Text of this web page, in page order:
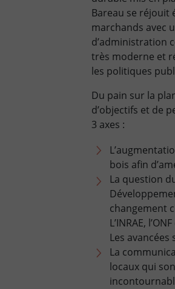
Bareau se réjouit
marchands avec
d’administration
très moderne et
les politiques
Du pain sur la
d’objectifs et de
3 axes :
bois afin
La question
changement
L’INRAE,
Les
La
locaux qui